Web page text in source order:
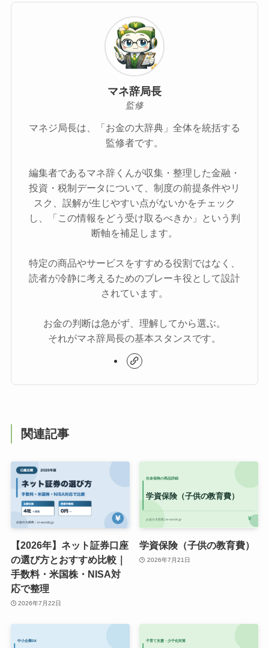
マネ辞局長
監修
マネジ局長は、「お金の大辞典」全体を統括する
監修者です。
編集者であるマネ辞くんが収集・整理した金融・
投資・税制データについて、制度の前提条件やリ
スク、誤解が生じやすい点がないかをチェック
し、「この情報をどう受け取るべきか」という判
断軸を補足します。
特定の商品やサービスをすすめる役割ではなく、
読者が冷静に考えるためのブレーキ役として設計
されています。
お金の判断は急がず、理解してから選ぶ。
それがマネ辞局長の基本スタンスです。
関連記事
【2026年】ネット証券口座
の選び方とおすすめ比較｜
手数料・米国株・NISA対
応で整理
2026年7月22日
学資保険（子供の教育費）
2026年7月21日